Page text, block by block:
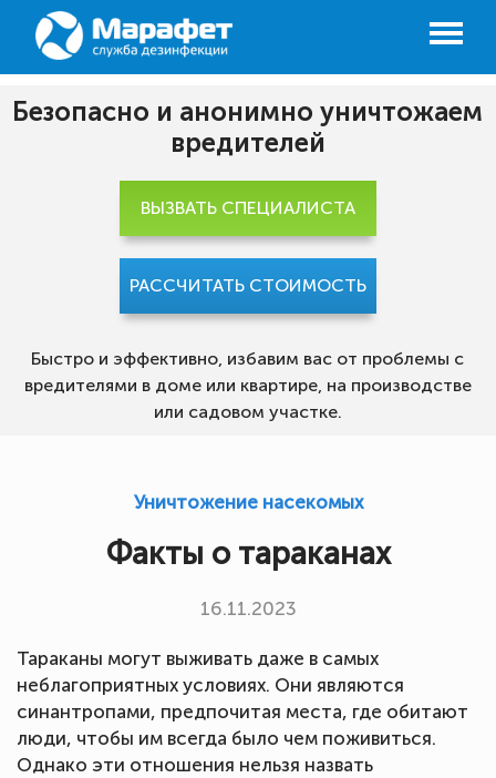
Безопасно и анонимно уничтожаем
вредителей
Быстро и эффективно, избавим вас от проблемы с
вредителями в доме или квартире, на производстве
или садовом участке.
ВЫЗВАТЬ СПЕЦИАЛИСТА
РАССЧИТАТЬ СТОИМОСТЬ
Уничтожение насекомых
Факты о тараканах
16.11.2023
Тараканы могут выживать даже в самых
неблагоприятных условиях. Они являются
синантропами, предпочитая места, где обитают
люди, чтобы им всегда было чем поживиться.
Однако эти отношения нельзя назвать